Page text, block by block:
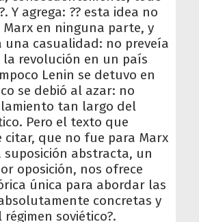
Y agrega: ?? esta idea no
en ninguna parte, y
una casualidad: no preveía
revolución en un país
Lenin se detuvo en
se debió al azar: no
tan largo del
Pero el texto que
citar, que no fue para Marx
suposición abstracta, un
oposición, nos ofrece
única para abordar las
concretas y
soviético?.